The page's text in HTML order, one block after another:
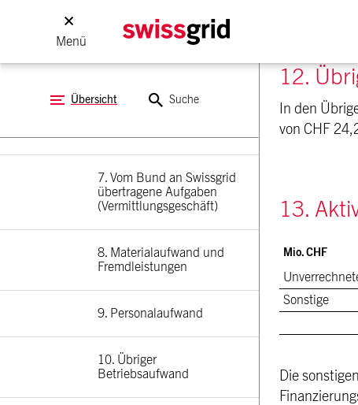
Menü
Übersicht Suche
4. Nettoumsatz
7. Vom Bund an Swissgrid
übertragene Aufgaben
(Vermittlungsgeschäft)
8. Materialaufwand und
Fremdleistungen
9. Personalaufwand
10. Übriger
Betriebsaufwand
12.
In den
von CHF
13.
Mio. CHF
Sonstige
Die